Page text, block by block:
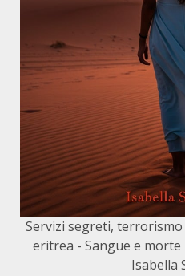
Servizi segreti,
eritrea - Sangue e morte
Isabella